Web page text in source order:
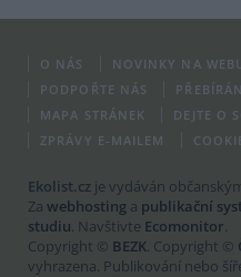
O NÁS NOVINKY NA
PODPOŘTE NÁS
MAPA STRÁNEK
DEJTE O
ZPRÁVY E-MAILEM
Ekolist.cz je vydáván
Za webhosting a publikační
studiu. Navštivte Ecomonitor.
Copyright © BEZK. Copyright ©
vyhrazena. Publikování nebo